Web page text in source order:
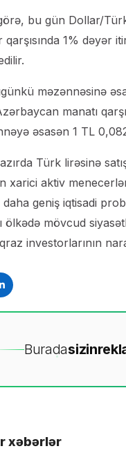
bu gün Dollar/
1% dəyər
məzənnəsinə
manatı
əsasən 1 TL
Türk lirəsinə
xarici aktiv
geniş iqtisadi
ölkədə mövcud
investorlarının
Buradasizin
xəbərlər